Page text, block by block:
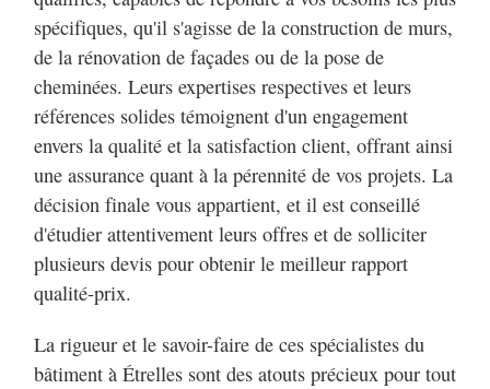
spécifiques, qu'il s'agisse de la construction de murs,
de la rénovation de façades ou de la pose de
cheminées. Leurs expertises respectives et leurs
références solides témoignent d'un engagement
envers la qualité et la satisfaction client, offrant ainsi
une assurance quant à la pérennité de vos projets. La
décision finale vous appartient, et il est conseillé
d'étudier attentivement leurs offres et de solliciter
plusieurs devis pour obtenir le meilleur rapport
qualité-prix.
La rigueur et le savoir-faire de ces spécialistes du
bâtiment à Étrelles sont des atouts précieux pour tout